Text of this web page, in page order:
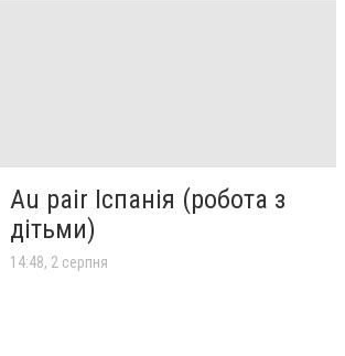
Au pair Іспанія (робота з
дітьми)
14:48, 2 серпня